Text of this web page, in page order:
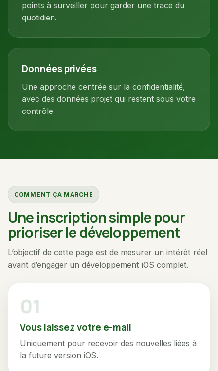
points à surveiller pour garder une trace du
quotidien.
Données privées
Une approche centrée sur la confidentialité,
avec des données projet qui restent sous votre
contrôle.
COMMENT ÇA MARCHE
Une inscription simple pour
prioriser le développement
L’objectif de cette page est de mesurer un intérêt réel
avant d’engager un développement iOS complet.
Vous laissez votre e-mail
Uniquement pour recevoir des nouvelles liées à
la future version iOS.